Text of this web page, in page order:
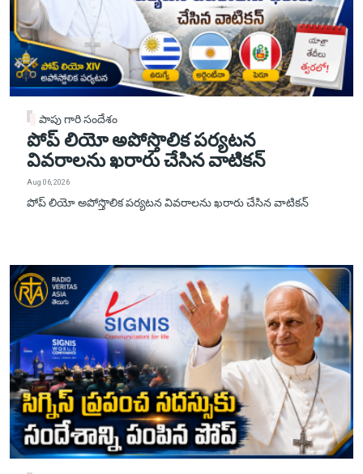
పాపు గారి సందేశం
పోప్ లియో అపోస్తొలిక పర్యటన
వివరాలను ఖరారు చేసిన వాటికన్
Aug 06, 2026
పోప్ లియో అపోస్తొలిక పర్యటన వివరాలను ఖరారు చేసిన వాటికన్